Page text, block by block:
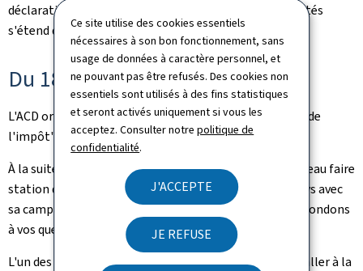
Ce site utilise des cookies essentiels
nécessaires à son bon fonctionnement, sans
usage de données à caractère personnel, et
ne pouvant pas être refusés. Des cookies non
essentiels sont utilisés à des fins statistiques
et seront activés uniquement si vous les
acceptez. Consulter notrepolitique de
confidentialité.
J'ACCEPTE
JE REFUSE
déclarations des personnes physiques et des collectivités
s'étend donc du 7 avril 2026 au 31 décembre 2026.
Du 18 au 23 mai 2026
L'ACD organisera la 3e édition de la "123easy! Semaine de
l'impôt" du 18 au 23 mai.
À la suite du succès de l'année dernière, l'ACD va à nouveau faire
station dans cinq centres commerciaux à travers le pays avec
sa campagne de sensibilisation "ACD on Tour: nous répondons
à vos questions".
L'un des objectifs essentiels de cette campagne est d'aller à la